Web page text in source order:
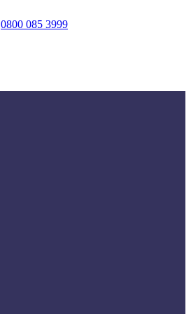
0800 085 3999